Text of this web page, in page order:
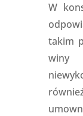
W
takim